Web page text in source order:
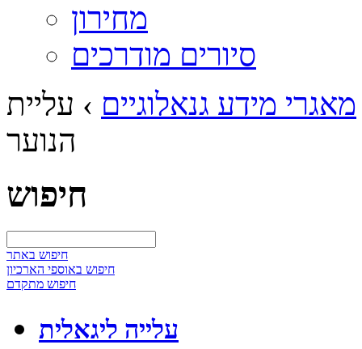
מחירון
סיורים מודרכים
מאגרי מידע גנאלוגיים › עליית
הנוער
חיפוש
חיפוש באתר
חיפוש באוספי הארכיון
חיפוש מתקדם
עלייה ליגאלית